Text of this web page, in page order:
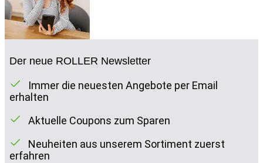
Der neue ROLLER Newsletter
Immer die neuesten Angebote per Email
erhalten
Aktuelle Coupons zum Sparen
Neuheiten aus unserem Sortiment zuerst
erfahren